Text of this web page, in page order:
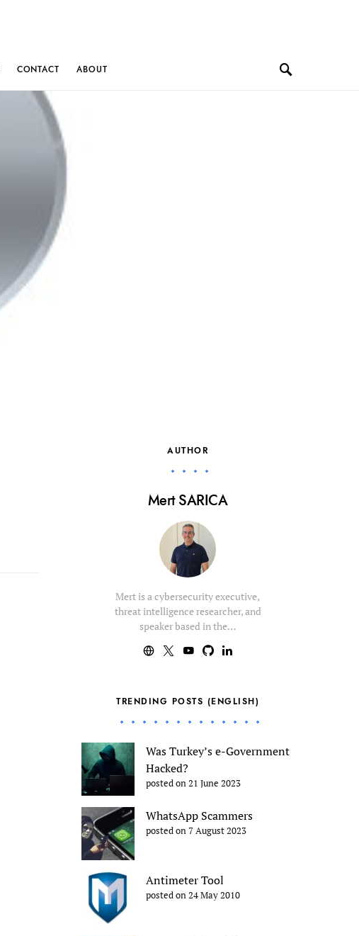
CONTACT ABOUT
AUTHOR
Mert SARICA
Mert is a cybersecurity executive,
threat intelligence researcher, and
speaker based in the…
TRENDING POSTS (ENGLISH)
Was Turkey’s e-Government
Hacked?
posted on 21 June 2023
WhatsApp Scammers
posted on 7 August 2023
Antimeter Tool
posted on 24 May 2010